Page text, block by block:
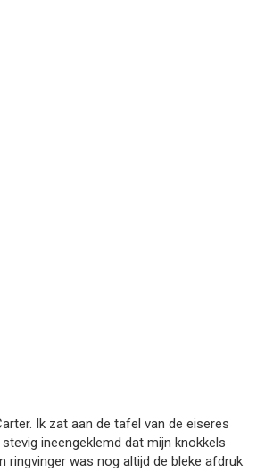
Ik zat aan de tafel van de eiseres
ineengeklemd dat mijn knokkels
ringvinger was nog altijd de bleke afdruk